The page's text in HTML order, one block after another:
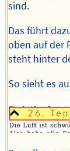
sind.
Das führt
oben auf der
steht hinter
So sieht es